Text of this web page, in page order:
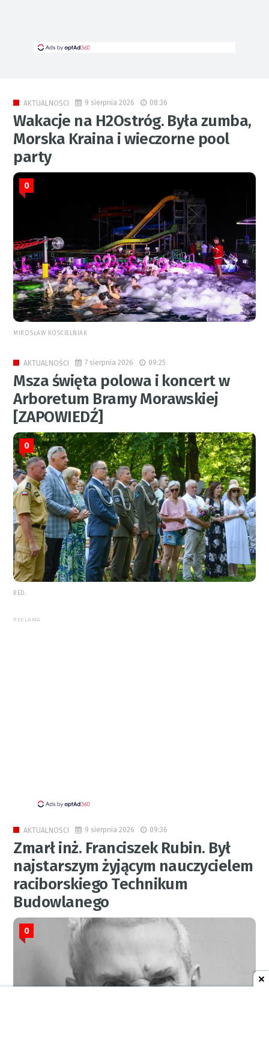
AKTUALNOŚCI 9 sierpnia 2026 08:36
Wakacje na H2Ostróg. Była zumba,
Morska Kraina i wieczorne pool
party
0
MIROSŁAW KOŚCIELNIAK
AKTUALNOŚCI 7 sierpnia 2026 09:25
Msza święta polowa i koncert w
Arboretum Bramy Morawskiej
[ZAPOWIEDŹ]
0
RED.
REKLAMA
AKTUALNOŚCI 9 sierpnia 2026 09:36
Zmarł inż. Franciszek Rubin. Był
najstarszym żyjącym nauczycielem
raciborskiego Technikum
Budowlanego
0